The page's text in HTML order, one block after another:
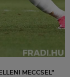
MECCSEL”